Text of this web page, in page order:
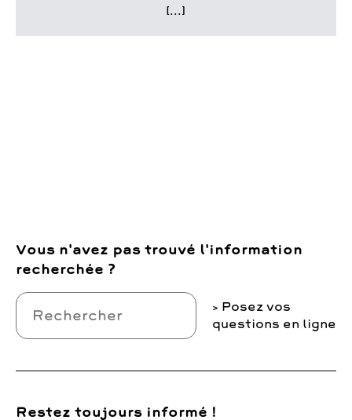
[...]
Vous n'avez pas trouvé l'information
recherchée ?
Posez vos
questions en ligne
Restez toujours informé !